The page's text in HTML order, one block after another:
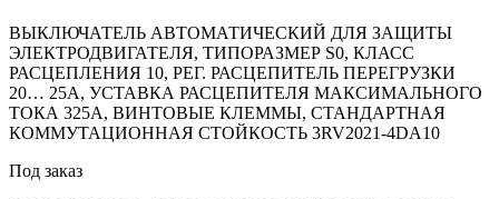
ВЫКЛЮЧАТЕЛЬ АВТОМАТИЧЕСКИЙ ДЛЯ ЗАЩИТЫ
ЭЛЕКТРОДВИГАТЕЛЯ, ТИПОРАЗМЕР S0, КЛАСС
РАСЦЕПЛЕНИЯ 10, РЕГ. РАСЦЕПИТЕЛЬ ПЕРЕГРУЗКИ
20… 25A, УСТАВКА РАСЦЕПИТЕЛЯ МАКСИМАЛЬНОГО
ТОКА 325A, ВИНТОВЫЕ КЛЕММЫ, СТАНДАРТНАЯ
КОММУТАЦИОННАЯ СТОЙКОСТЬ 3RV2021-4DA10
Под заказ